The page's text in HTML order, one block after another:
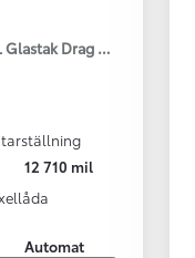
Drag Motorv Vhjul
12 710 mil
Automat